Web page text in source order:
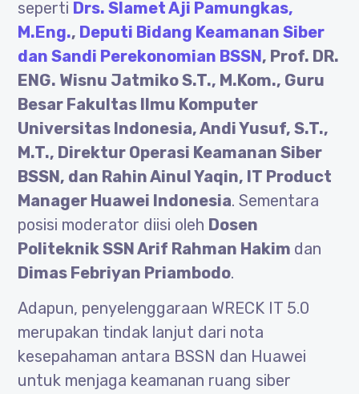
seperti Drs. Slamet Aji Pamungkas,
M.Eng., Deputi Bidang Keamanan Siber
dan Sandi Perekonomian BSSN, Prof. DR.
ENG. Wisnu Jatmiko S.T., M.Kom., Guru
Besar Fakultas Ilmu Komputer
Universitas Indonesia, Andi Yusuf, S.T.,
M.T., Direktur Operasi Keamanan Siber
BSSN, dan Rahin Ainul Yaqin, IT Product
Manager Huawei Indonesia. Sementara
posisi moderator diisi oleh Dosen
Politeknik SSN Arif Rahman Hakim dan
Dimas Febriyan Priambodo.
Adapun, penyelenggaraan WRECK IT 5.0
merupakan tindak lanjut dari nota
kesepahaman antara BSSN dan Huawei
untuk menjaga keamanan ruang siber